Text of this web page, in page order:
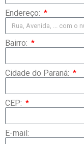
Endereço:
Bairro:
Cidade do Paraná:
CEP:
E-mail: